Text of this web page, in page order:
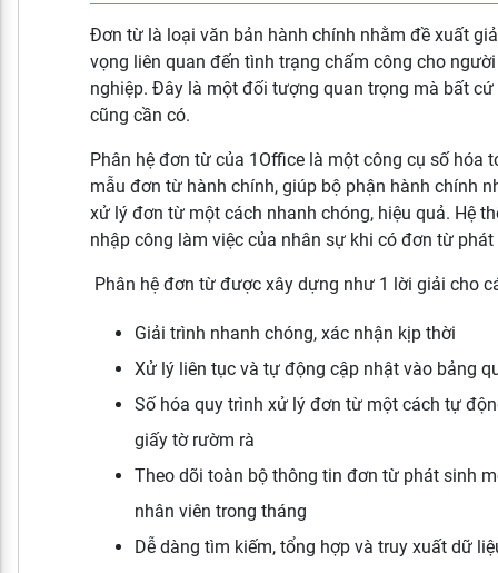
Đơn từ là loại văn bản hành chính nhằm đề xuất
vọng liên quan đến tình trạng chấm công cho
nghiệp. Đây là một đối tượng quan trọng mà bất
cũng cần có.
Phân hệ đơn từ của 1Office là một công cụ số hóa
mẫu đơn từ hành chính, giúp bộ phận hành chính
xử lý đơn từ một cách nhanh chóng, hiệu quả. Hệ
nhập công làm việc của nhân sự khi có đơn từ phát
Phân hệ đơn từ được xây dựng như 1 lời giải cho
Giải trình nhanh chóng, xác nhận kịp thời
Xử lý liên tục và tự động cập nhật vào bảng
Số hóa quy trình xử lý đơn từ một cách tự
giấy tờ rườm rà
Theo dõi toàn bộ thông tin đơn từ phát sinh
nhân viên trong tháng
Dễ dàng tìm kiếm, tổng hợp và truy xuất dữ